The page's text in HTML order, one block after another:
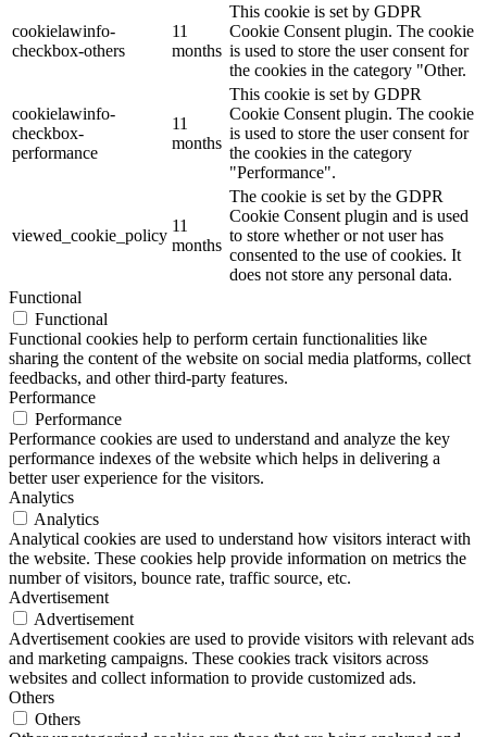
cookielawinfo-
checkbox-others
11
months
This cookie is set by GDPR
Cookie Consent plugin. The cookie
is used to store the user consent for
the cookies in the category "Other.
cookielawinfo-
checkbox-
performance
11
months
This cookie is set by GDPR
Cookie Consent plugin. The cookie
is used to store the user consent for
the cookies in the category
"Performance".
viewed_cookie_policy
11
months
The cookie is set by the GDPR
Cookie Consent plugin and is used
to store whether or not user has
consented to the use of cookies. It
does not store any personal data.
Functional
Functional
Functional cookies help to perform certain functionalities like
sharing the content of the website on social media platforms, collect
feedbacks, and other third-party features.
Performance
Performance
Performance cookies are used to understand and analyze the key
performance indexes of the website which helps in delivering a
better user experience for the visitors.
Analytics
Analytics
Analytical cookies are used to understand how visitors interact with
the website. These cookies help provide information on metrics the
number of visitors, bounce rate, traffic source, etc.
Advertisement
Advertisement
Advertisement cookies are used to provide visitors with relevant ads
and marketing campaigns. These cookies track visitors across
websites and collect information to provide customized ads.
Others
Others